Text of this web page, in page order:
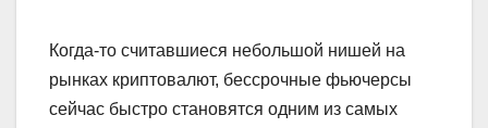
Когда-то считавшиеся небольшой нишей на
рынках криптовалют, бессрочные фьючерсы
сейчас быстро становятся одним из самых